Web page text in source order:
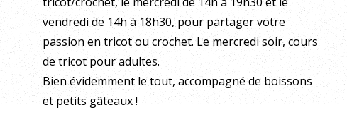
vendredi de 14h à 18h30, pour partager votre
passion en tricot ou crochet. Le mercredi soir, cours
de tricot pour adultes.
Bien évidemment le tout, accompagné de boissons
et petits gâteaux !